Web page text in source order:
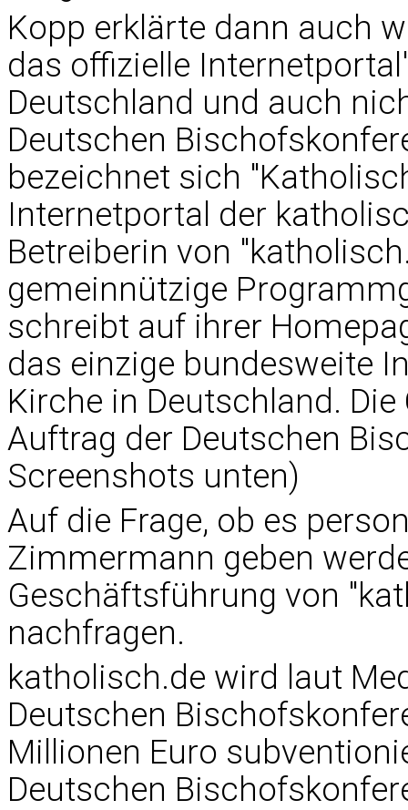
Kopp erklärte dann auch
das offizielle
Deutschland und auch
Deutschen
bezeichnet sich
Internetportal der
Betreiberin von
gemeinnützige
schreibt auf ihrer
das einzige bundesweite
Kirche in Deutschland.
Auftrag der Deutschen
Screenshots unten)
Auf die Frage, ob es
Zimmermann geben
Geschäftsführung von
nachfragen.
katholisch.de wird laut
Deutschen
Millionen Euro
Deutschen